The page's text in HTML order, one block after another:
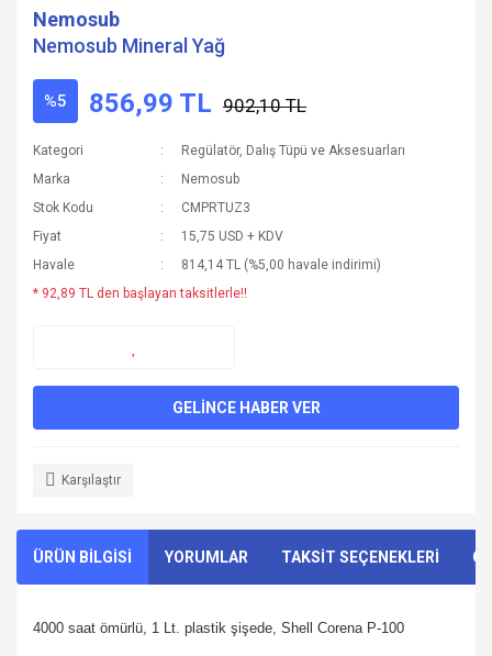
Nemosub
Nemosub Mineral Yağ
%5 856,99 TL 902,10 TL
Kategori
Regülatör, Dalış Tüpü ve Aksesuarları
Marka
Nemosub
Stok Kodu
CMPRTUZ3
Fiyat
15,75 USD + KDV
Havale
814,14 TL (%5,00 havale indirimi)
* 92,89 TL den başlayan taksitlerle!!
GELİNCE HABER VER
Karşılaştır
ÜRÜN BİLGİSİ YORUMLAR TAKSİT SEÇENEKLERİ
4000 saat ömürlü, 1 Lt. plastik şişede, Shell Corena P-100